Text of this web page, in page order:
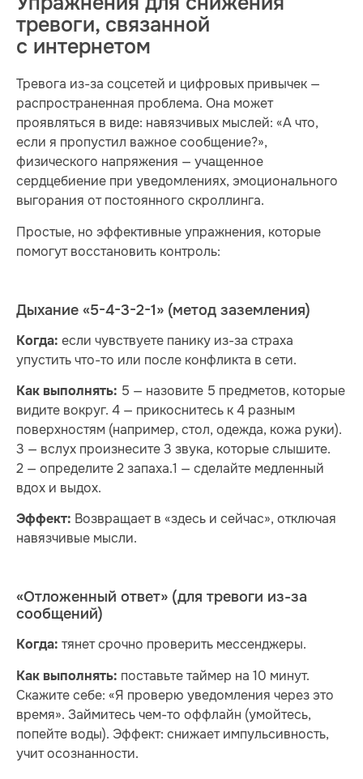
тревоги, связанной
с интернетом
Тревога из-за соцсетей и цифровых привычек —
распространенная проблема. Она может
проявляться в виде: навязчивых мыслей: «А что,
если я пропустил важное сообщение?»,
физического напряжения — учащенное
сердцебиение при уведомлениях, эмоционального
выгорания от постоянного скроллинга.
Простые, но эффективные упражнения, которые
помогут восстановить контроль:
Дыхание «5-4-3-2-1» (метод заземления)
Когда: если чувствуете панику из-за страха
упустить что-то или после конфликта в сети.
Как выполнять: 5 — назовите 5 предметов, которые
видите вокруг. 4 — прикоснитесь к 4 разным
поверхностям (например, стол, одежда, кожа руки).
3 — вслух произнесите 3 звука, которые слышите.
2 — определите 2 запаха.1 — сделайте медленный
вдох и выдох.
Эффект: Возвращает в «здесь и сейчас», отключая
навязчивые мысли.
«Отложенный ответ» (для тревоги из-за
сообщений)
Когда: тянет срочно проверить мессенджеры.
Как выполнять: поставьте таймер на 10 минут.
Скажите себе: «Я проверю уведомления через это
время». Займитесь чем-то оффлайн (умойтесь,
попейте воды). Эффект: снижает импульсивность,
учит осознанности.